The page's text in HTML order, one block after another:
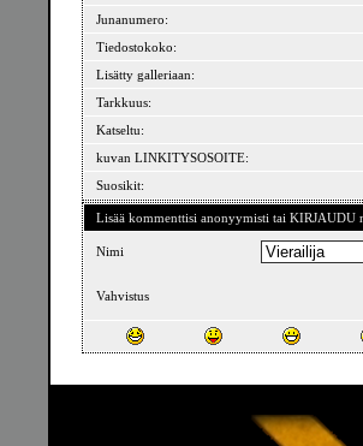
Junanumero:
Tiedostokoko:
Lisätty galleriaan:
Tarkkuus:
Katseltu:
kuvan LINKITYSOSOITE:
Suosikit:
Lisää kommenttisi anonyymisti tai
Nimi
Vahvistus